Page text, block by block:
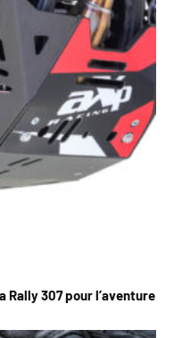
Rally 307 pour l’aventure